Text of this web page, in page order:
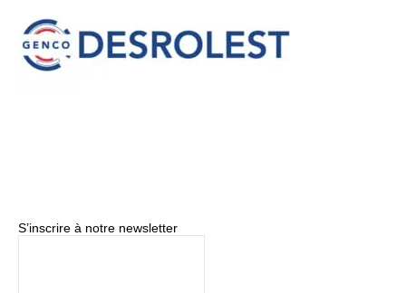
S’inscrire à notre newsletter